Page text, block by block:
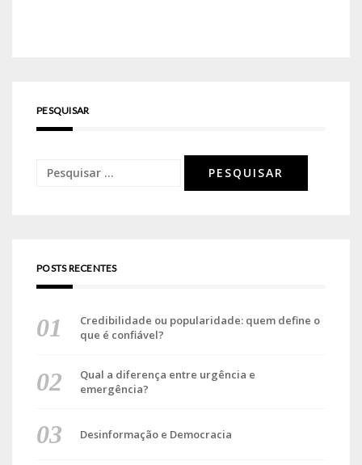
PESQUISAR
POSTS RECENTES
Credibilidade ou popularidade: quem define o
que é confiável?
Qual a diferença entre urgência e
emergência?
Desinformação e Democracia